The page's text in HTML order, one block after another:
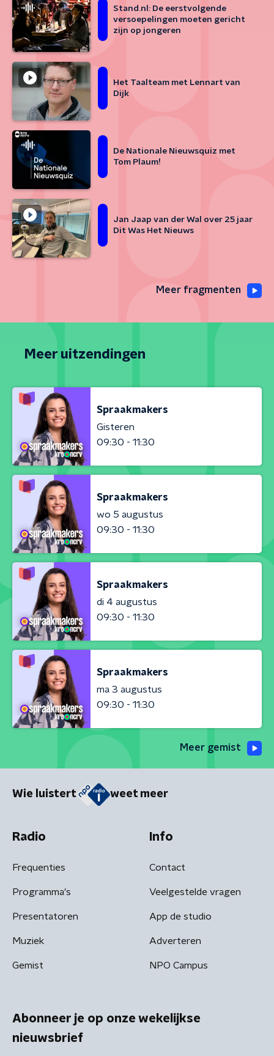
Stand.nl: De eerstvolgende
versoepelingen moeten gericht
zijn op jongeren
Het Taalteam met Lennart van
Dijk
De Nationale Nieuwsquiz met
Tom Plaum!
Jan Jaap van der Wal over 25 jaar
Dit Was Het Nieuws
Meer fragmenten
Meer uitzendingen
Spraakmakers
Gisteren
09:30 - 11:30
Spraakmakers
wo 5 augustus
09:30 - 11:30
Spraakmakers
di 4 augustus
09:30 - 11:30
Spraakmakers
ma 3 augustus
09:30 - 11:30
Meer gemist
Wie luistert weet meer
Radio
Frequenties
Programma's
Presentatoren
Muziek
Gemist
Info
Contact
Veelgestelde vragen
App de studio
Adverteren
NPO Campus
Abonneer je op onze wekelijkse
nieuwsbrief